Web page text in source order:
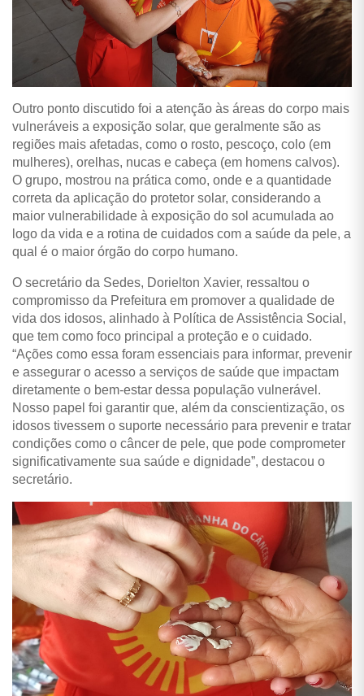
Outro ponto discutido foi a atenção às áreas do corpo mais
vulneráveis a exposição solar, que geralmente são as
regiões mais afetadas, como o rosto, pescoço, colo (em
mulheres), orelhas, nucas e cabeça (em homens calvos).
O grupo, mostrou na prática como, onde e a quantidade
correta da aplicação do protetor solar, considerando a
maior vulnerabilidade à exposição do sol acumulada ao
logo da vida e a rotina de cuidados com a saúde da pele, a
qual é o maior órgão do corpo humano.
O secretário da Sedes, Dorielton Xavier, ressaltou o
compromisso da Prefeitura em promover a qualidade de
vida dos idosos, alinhado à Política de Assistência Social,
que tem como foco principal a proteção e o cuidado.
“Ações como essa foram essenciais para informar, prevenir
e assegurar o acesso a serviços de saúde que impactam
diretamente o bem-estar dessa população vulnerável.
Nosso papel foi garantir que, além da conscientização, os
idosos tivessem o suporte necessário para prevenir e tratar
condições como o câncer de pele, que pode comprometer
significativamente sua saúde e dignidade”, destacou o
secretário.